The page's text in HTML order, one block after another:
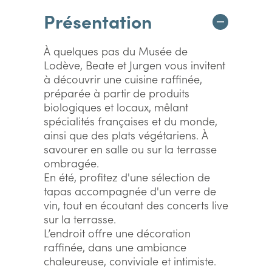
Présentation
À quelques pas du Musée de
Lodève, Beate et Jurgen vous invitent
à découvrir une cuisine raffinée,
préparée à partir de produits
biologiques et locaux, mêlant
spécialités françaises et du monde,
ainsi que des plats végétariens. À
savourer en salle ou sur la terrasse
ombragée.
En été, profitez d'une sélection de
tapas accompagnée d'un verre de
vin, tout en écoutant des concerts live
sur la terrasse.
L’endroit offre une décoration
raffinée, dans une ambiance
chaleureuse, conviviale et intimiste.